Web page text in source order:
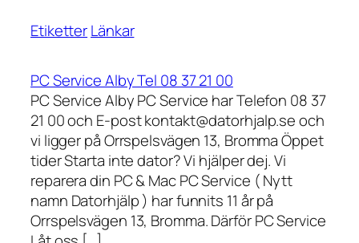
EtiketterLänkar
PC Service Alby Tel 08 37 21 00
PC Service Alby PC Service har Telefon 08 37
21 00 och E-post kontakt@datorhjalp.se och
vi ligger på Orrspelsvägen 13, Bromma Öppet
tider Starta inte dator? Vi hjälper dej. Vi
reparera din PC & Mac PC Service ( Nytt
namn Datorhjälp ) har funnits 11 år på
Orrspelsvägen 13, Bromma. Därför PC Service